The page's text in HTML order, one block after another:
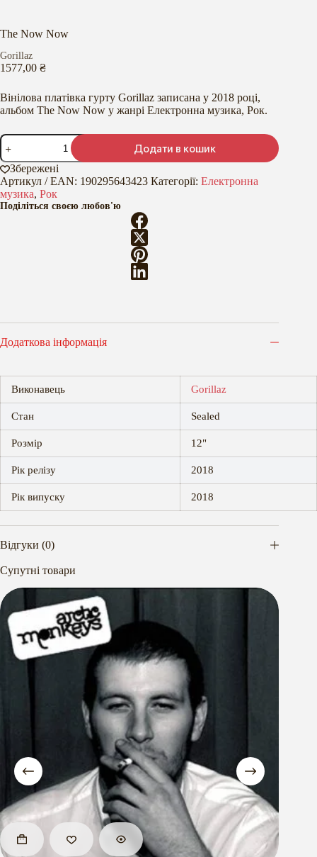
The Now Now
Gorillaz
1577,00 ₴
Вінілова платівка гурту Gorillaz записана у 2018 році,
альбом The Now Now у жанрі Електронна музика, Рок.
The
Now
Now
кількість
Додати в кошик
Збережені
Артикул / EAN: 190295643423 Категорії: Електронна
музика, Рок
Поділіться своєю любов'ю
Додаткова інформація
Виконавець Gorillaz
Стан Sealed
Розмір 12"
Рік релізу 2018
Рік випуску 2018
Відгуки (0)
Супутні товари